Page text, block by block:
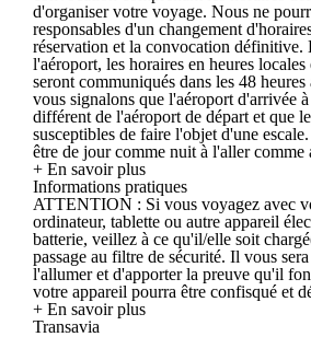
d'organiser votre voyage. Nous ne
responsables d'un changement
réservation et la convocation définitive.
l'aéroport, les horaires en heures
seront communiqués dans les 48
vous signalons que l'aéroport d'arrivée
différent de l'aéroport de départ et que
susceptibles de faire l'objet d'une
être de jour comme nuit à l'aller comme
+ En savoir plus
Informations pratiques
ATTENTION : Si vous voyagez avec
ordinateur, tablette ou autre appareil
batterie, veillez à ce qu'il/elle soit
passage au filtre de sécurité. Il vous
l'allumer et d'apporter la preuve qu'il
votre appareil pourra être confisqué et
+ En savoir plus
Transavia